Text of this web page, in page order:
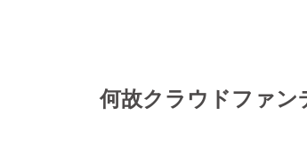
何故クラウドファ